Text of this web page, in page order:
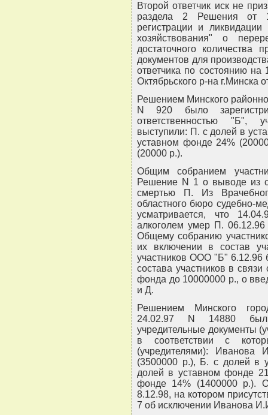
Второй ответчик иск не
раздела 2 Решения от
регистрации и ликвидации
хозяйствования" о
достаточного количества
документов для
ответчика по состоянию
Октябрьского р-на г.Минска
Решением Минского
N 920 было
ответственностью "Б",
выступили: П. с долей в
уставном фонде 24%
(20000 р.).
Общим собранием
Решение N 1 о выводе из
смертью П. Из
областного бюро судебно-
усматривается, что
алкоголем умер П.
Общему собранию
их включении в состав
участников ООО "Б" 6.12.96
состава участников в
фонда до 10000000 р., о
и Д.
Решением Минского
24.02.97 N 14880
учредительные документы
в соответствии с
(учредителями):
(3500000 р.), Б. с долей в
долей в уставном фонде
фонде 14% (1400000 р.).
8.12.98, на котором
7 об исключении Иванова